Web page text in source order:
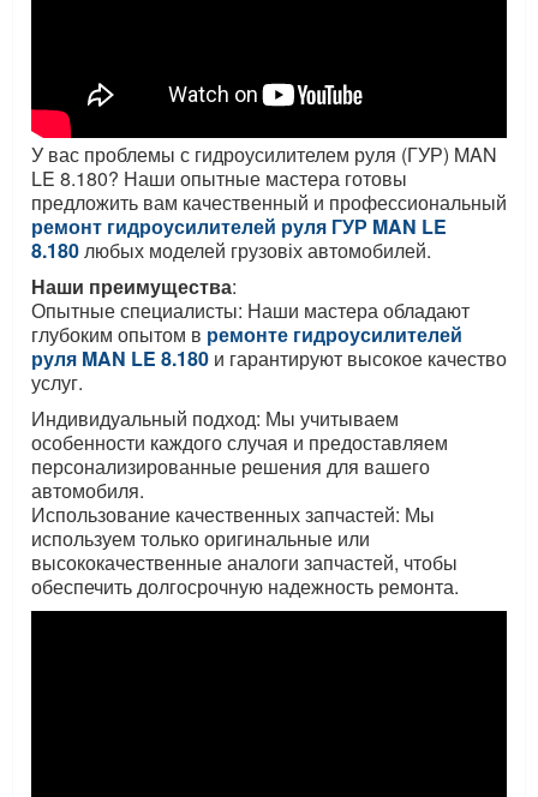
У вас проблемы с гидроусилителем руля (ГУР) MAN
LE 8.180? Наши опытные мастера готовы
предложить вам качественный и профессиональный
ремонт гидроусилителей руля ГУР MAN LE
8.180любых моделей грузовіх автомобилей.
Наши преимущества:
Опытные специалисты: Наши мастера обладают
глубоким опытом в ремонте гидроусилителей
руля MAN LE 8.180 и гарантируют высокое качество
услуг.
Индивидуальный подход: Мы учитываем
особенности каждого случая и предоставляем
персонализированные решения для вашего
автомобиля.
Использование качественных запчастей: Мы
используем только оригинальные или
высококачественные аналоги запчастей, чтобы
обеспечить долгосрочную надежность ремонта.